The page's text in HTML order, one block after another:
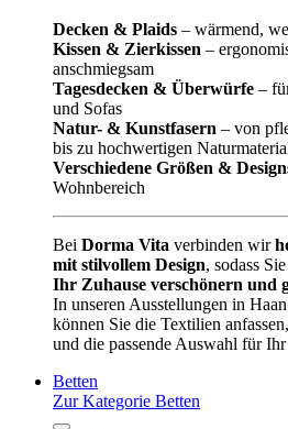
Decken & Plaids – wärmend,
Kissen & Zierkissen –
anschmiegsam
Tagesdecken & Überwürfe –
und Sofas
Natur- & Kunstfasern – von
bis zu hochwertigen
Verschiedene Größen &
Wohnbereich
Bei Dorma Vita verbinden wir
mit stilvollem Design, sodass
Ihr Zuhause verschönern und
In unseren Ausstellungen in
können Sie die Textilien
und die passende Auswahl für
Betten
Zur Kategorie Betten